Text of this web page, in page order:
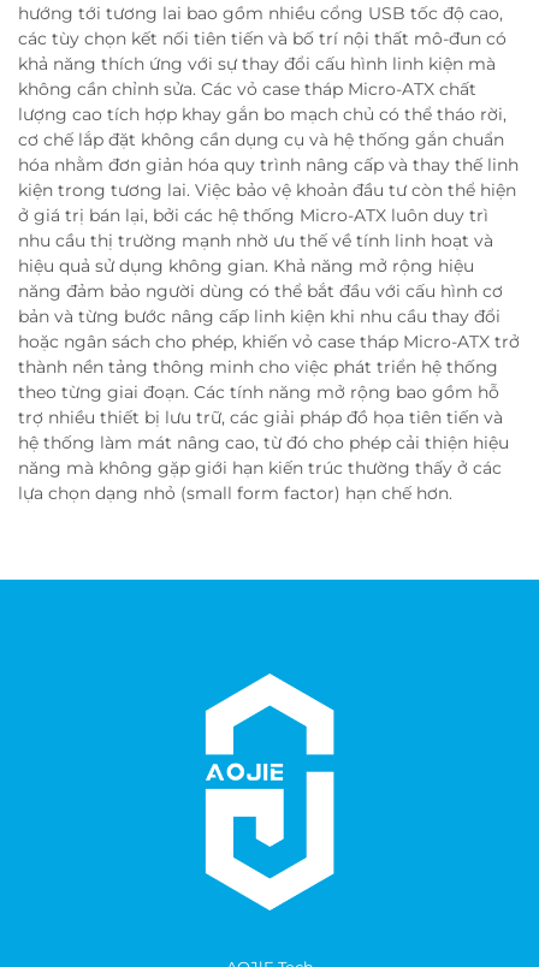
hướng tới tương lai bao gồm nhiều cổng USB tốc độ cao,
các tùy chọn kết nối tiên tiến và bố trí nội thất mô-đun có
khả năng thích ứng với sự thay đổi cấu hình linh kiện mà
không cần chỉnh sửa. Các vỏ case tháp Micro-ATX chất
lượng cao tích hợp khay gắn bo mạch chủ có thể tháo rời,
cơ chế lắp đặt không cần dụng cụ và hệ thống gắn chuẩn
hóa nhằm đơn giản hóa quy trình nâng cấp và thay thế linh
kiện trong tương lai. Việc bảo vệ khoản đầu tư còn thể hiện
ở giá trị bán lại, bởi các hệ thống Micro-ATX luôn duy trì
nhu cầu thị trường mạnh nhờ ưu thế về tính linh hoạt và
hiệu quả sử dụng không gian. Khả năng mở rộng hiệu
năng đảm bảo người dùng có thể bắt đầu với cấu hình cơ
bản và từng bước nâng cấp linh kiện khi nhu cầu thay đổi
hoặc ngân sách cho phép, khiến vỏ case tháp Micro-ATX trở
thành nền tảng thông minh cho việc phát triển hệ thống
theo từng giai đoạn. Các tính năng mở rộng bao gồm hỗ
trợ nhiều thiết bị lưu trữ, các giải pháp đồ họa tiên tiến và
hệ thống làm mát nâng cao, từ đó cho phép cải thiện hiệu
năng mà không gặp giới hạn kiến trúc thường thấy ở các
lựa chọn dạng nhỏ (small form factor) hạn chế hơn.